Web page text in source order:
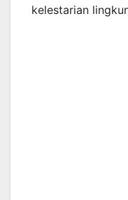
kelestarian